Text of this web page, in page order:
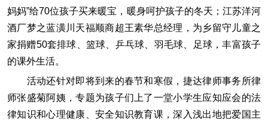
妈妈”给70位孩子买来暖宝，暖身呵护孩子的冬天；江苏洋河
酒厂梦之蓝潢川天福顺商超王素华总经理，为乡留守儿童之
家捐赠50套排球、篮球、乒乓球、羽毛球、足球，丰富孩子
的课外生活。
活动还针对即将到来的春节和寒假，捷达律师事务所律
师张盛菊阿姨，专题为孩子们上了一堂小学生应知应会的法
律知识和心理健康、安全知识教育课，深入浅出地把爱国主